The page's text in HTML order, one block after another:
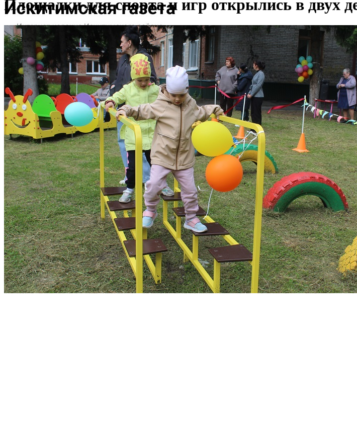
Площадки для спорта и игр открылись в двух